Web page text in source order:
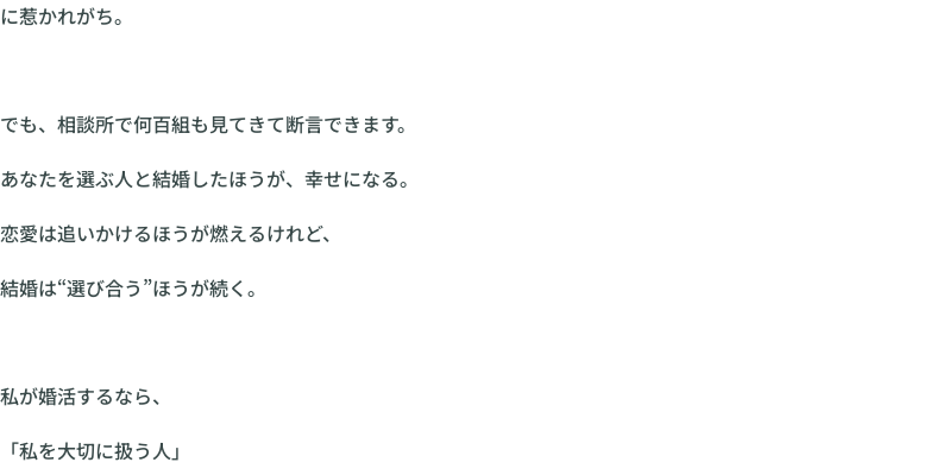
に惹かれがち。
でも、相談所で何百組も見てきて断言できます。
あなたを選ぶ人と結婚したほうが、幸せになる。
恋愛は追いかけるほうが燃えるけれど、
結婚は“選び合う”ほうが続く。
私が婚活するなら、
「私を大切に扱う人」